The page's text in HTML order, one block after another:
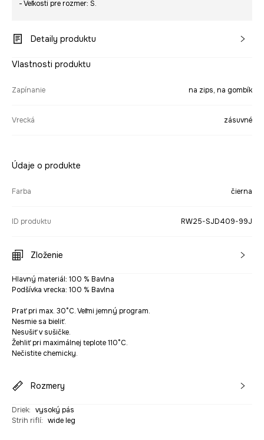
- Veľkosti pre rozmer: S.
Detaily produktu
Vlastnosti produktu
Zapínanie na zips, na gombík
Vrecká zásuvné
Údaje o produkte
Farba čierna
ID produktu RW25-SJD409-99J
Zloženie
Hlavný materiál: 100 % Bavlna
Podšívka vrecka: 100 % Bavlna
Prať pri max. 30°C. Veľmi jemný program.
Nesmie sa bieliť.
Nesušiť v sušičke.
Žehliť pri maximálnej teplote 110°C.
Nečistite chemicky.
Rozmery
Driek: vysoký pás
Strih riflí: wide leg